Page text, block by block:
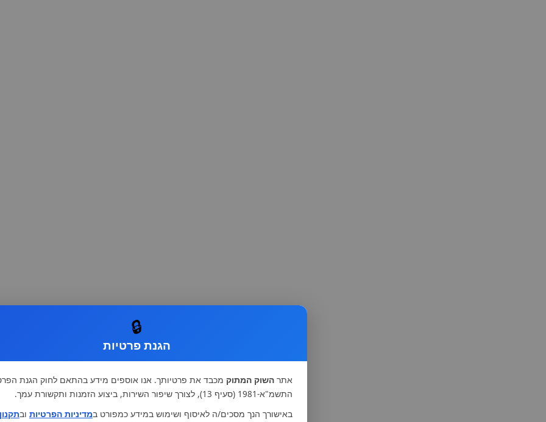
🔒
הגנת פרטיות
אתר השוק המתוק מכבד את פרטיותך. אנו אוספים מידע בהתאם לחוק הגנת
התשמ"א-1981 (סעיף 13), לצורך שיפור השירות, ביצוע הזמנות ותקשורת עמך.
באישורך הנך מסכים/ה לאיסוף ושימוש במידע כמפורט במדיניות הפרטיות ובתקנון